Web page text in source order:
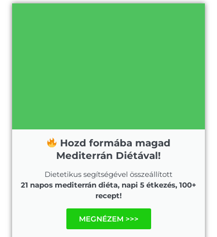
Hozd formába magad
Mediterrán Diétával!
Dietetikus segítségével összeállított
21 napos mediterrán diéta, napi 5 étkezés, 100+
recept!
MEGNÉZEM >>>